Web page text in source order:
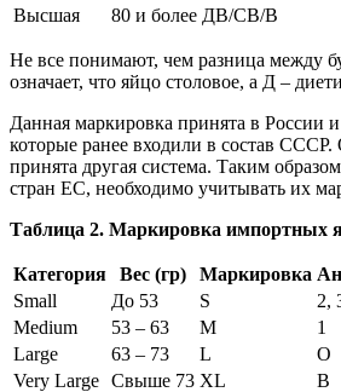
Высшая
80 и более ДВ/СВ/В
Не все понимают, чем разница между
означает, что яйцо столовое, а Д –
Данная маркировка принята в России
которые ранее входили в состав
принята другая система. Таким
стран ЕС, необходимо учитывать их
Таблица 2. Маркировка импортных
Категория Вес (гр) Маркировка
Small
До 53 S
2,
Medium
53 – 63 M
1
Large
63 – 73 L
О
Very Large Свыше 73 XL В